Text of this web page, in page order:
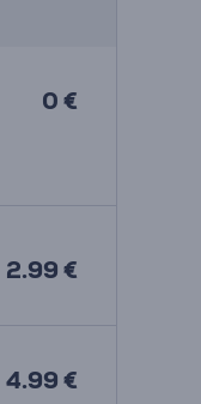
0 €
2.99 €
4.99 €